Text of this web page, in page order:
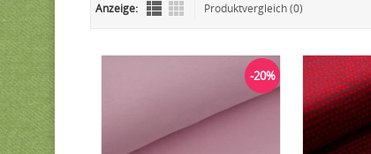
Anzeige: Produktvergleich (0)
-20%